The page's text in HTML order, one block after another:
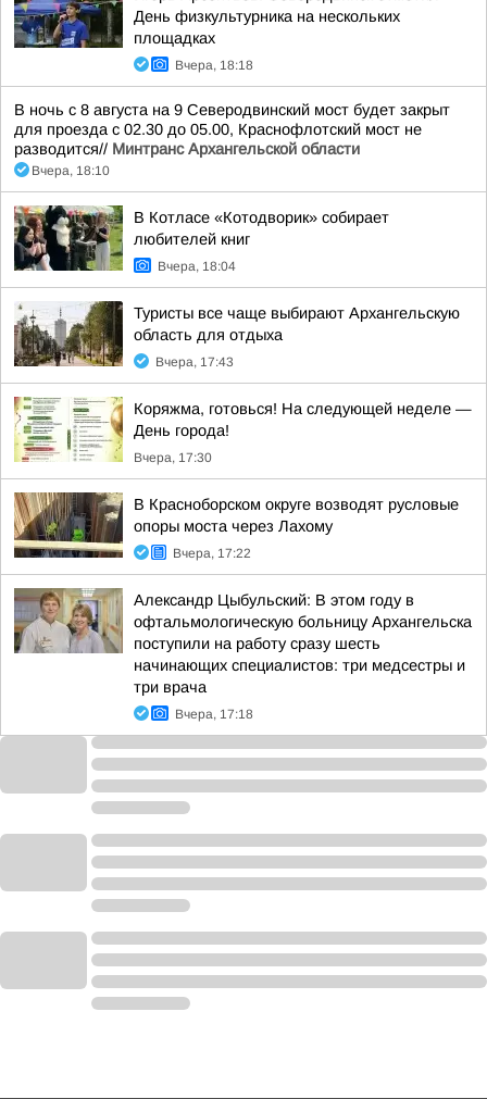
День физкультурника на нескольких
площадках
Вчера, 18:18
В ночь с 8 августа на 9 Северодвинский мост будет закрыт
для проезда с 02.30 до 05.00, Краснофлотский мост не
разводится// Минтранс Архангельской области
Вчера, 18:10
В Котласе «Котодворик» собирает
любителей книг
Вчера, 18:04
Туристы все чаще выбирают Архангельскую
область для отдыха
Вчера, 17:43
Коряжма, готовься! На следующей неделе —
День города!
Вчера, 17:30
В Красноборском округе возводят русловые
опоры моста через Лахому
Вчера, 17:22
Александр Цыбульский: В этом году в
офтальмологическую больницу Архангельска
поступили на работу сразу шесть
начинающих специалистов: три медсестры и
три врача
Вчера, 17:18